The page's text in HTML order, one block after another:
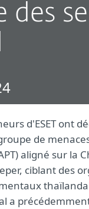
des
d'ESET ont
de
aligné sur la
ciblant des
a